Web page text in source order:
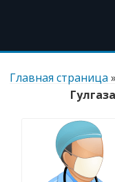
Главная страница »